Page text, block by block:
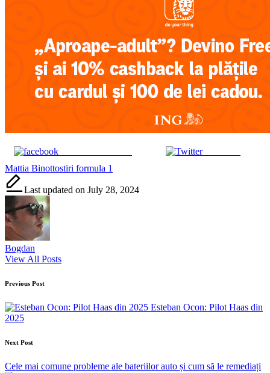
Post on X
Tags:
Mattia Binottostiri formula 1
Last updated on July 28, 2024
Bogdan
View All Posts
Post
navigation
Previous Post
Esteban Ocon: Pilot Haas din
2025
Next Post
Cele mai comune probleme ale bateriilor auto și cum să le remediați